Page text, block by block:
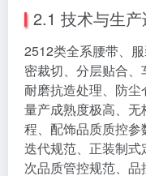
2.1 技术与生
2512类全系腰带、
密裁切、分层贴合、
耐磨抗造处理、防尘
量产成熟度极高、
程、配饰品质质控
迭代规范、正装制
次品质管控规范、